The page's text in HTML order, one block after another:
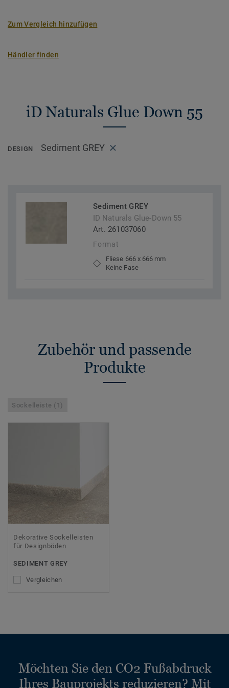
Zum Vergleich hinzufügen
Händler finden
iD Naturals Glue Down 55
DESIGN Sediment GREY
Sediment GREY
ID Naturals Glue-Down 55
Art. 261037060
Format
Fliese 666 x 666 mm
Keine Fase
Zubehör und passende
Produkte
Sockelleiste (1)
Dekorative Sockelleisten
für Designböden
SEDIMENT GREY
Vergleichen
Möchten Sie den CO2 Fußabdruck
Ihres Bauprojekts reduzieren? Mit